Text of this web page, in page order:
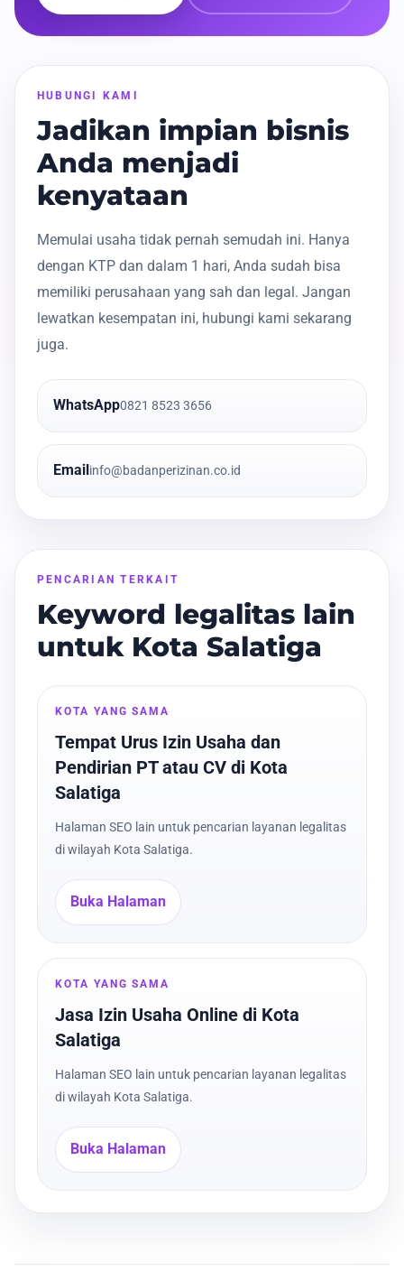
HUBUNGI KAMI
Jadikan impian bisnis
Anda menjadi
kenyataan
Memulai usaha tidak pernah semudah ini. Hanya
dengan KTP dan dalam 1 hari, Anda sudah bisa
memiliki perusahaan yang sah dan legal. Jangan
lewatkan kesempatan ini, hubungi kami sekarang
juga.
WhatsApp0821 8523 3656
Email info@badanperizinan.co.id
PENCARIAN TERKAIT
Keyword legalitas lain
untuk Kota Salatiga
KOTA YANG SAMA
Tempat Urus Izin Usaha dan
Pendirian PT atau CV di Kota
Salatiga
Halaman SEO lain untuk pencarian layanan legalitas
di wilayah Kota Salatiga.
Buka Halaman
KOTA YANG SAMA
Jasa Izin Usaha Online di Kota
Salatiga
Halaman SEO lain untuk pencarian layanan legalitas
di wilayah Kota Salatiga.
Buka Halaman